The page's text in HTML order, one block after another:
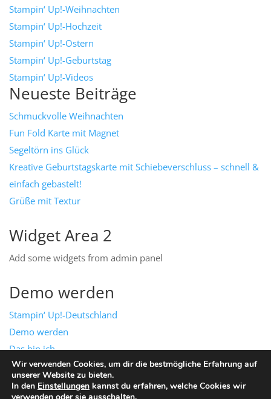
Wir verwenden Cookies, um dir die bestmögliche Erfahrung auf
unserer Website zu bieten.
In den Einstellungen kannst du erfahren, welche Cookies wir
Stampin‘ Up!-Weihnachten
Stampin‘ Up!-Hochzeit
Stampin‘ Up!-Ostern
Stampin‘ Up!-Geburtstag
Stampin‘ Up!-Videos
Neueste Beiträge
Schmuckvolle Weihnachten
Fun Fold Karte mit Magnet
Segeltörn ins Glück
Kreative Geburtstagskarte mit Schiebeverschluss – schnell &
einfach gebastelt!
Grüße mit Textur
Widget Area 2
Add some widgets from admin panel
Demo werden
Stampin‘ Up!-Deutschland
Demo werden
Das bin ich
Mein Team
Impressum & Datenschutz